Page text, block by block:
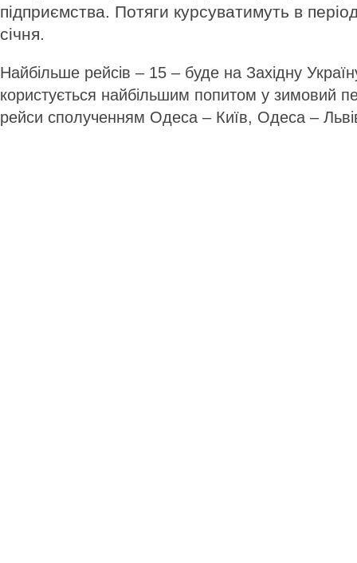
підприємства. Потяги курсуватимуть в
січня.
Найбільше рейсів – 15 – буде на Західну
користується найбільшим попитом у зимовий
рейси сполученням Одеса – Київ, Одеса –